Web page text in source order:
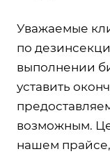
Уважаемые
по
выполнении
уставить
возможным.
нашем прайсе,